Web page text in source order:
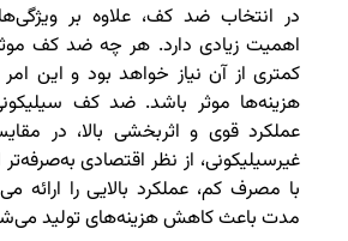
در انتخاب ضد کف، علاوه بر
اهمیت زیادی دارد. هر چه ضد کف
کمتری از آن نیاز خواهد بود و این
هزینه‌ها موثر باشد. ضد کف
عملکرد قوی و اثربخشی بالا، در
غیرسیلیکونی، از نظر اقتصادی
با مصرف کم، عملکرد بالایی را ارائه
مدت باعث کاهش هزینه‌های تولید